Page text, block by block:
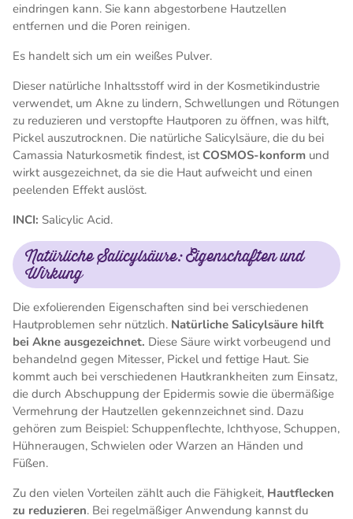
eindringen kann. Sie kann abgestorbene Hautzellen
entfernen und die Poren reinigen.
Es handelt sich um ein weißes Pulver.
Dieser natürliche Inhaltsstoff wird in der Kosmetikindustrie
verwendet, um Akne zu lindern, Schwellungen und Rötungen
zu reduzieren und verstopfte Hautporen zu öffnen, was hilft,
Pickel auszutrocknen. Die natürliche Salicylsäure, die du bei
Camassia Naturkosmetik findest, istCOSMOS-konform und
wirkt ausgezeichnet, da sie die Haut aufweicht und einen
peelenden Effekt auslöst.
INCI: Salicylic Acid.
Natürliche Salicylsäure: Eigenschaften und
Wirkung
Die exfolierenden Eigenschaften sind bei verschiedenen
Hautproblemen sehr nützlich. Natürliche Salicylsäure hilft
bei Akne ausgezeichnet. Diese Säure wirkt vorbeugend und
behandelnd gegen Mitesser, Pickel und fettige Haut. Sie
kommt auch bei verschiedenen Hautkrankheiten zum Einsatz,
die durch Abschuppung der Epidermis sowie die übermäßige
Vermehrung der Hautzellen gekennzeichnet sind. Dazu
gehören zum Beispiel: Schuppenflechte, Ichthyose, Schuppen,
Hühneraugen, Schwielen oder Warzen an Händen und
Füßen.
Zu den vielen Vorteilen zählt auch die Fähigkeit, Hautflecken
zu reduzieren. Bei regelmäßiger Anwendung kannst du